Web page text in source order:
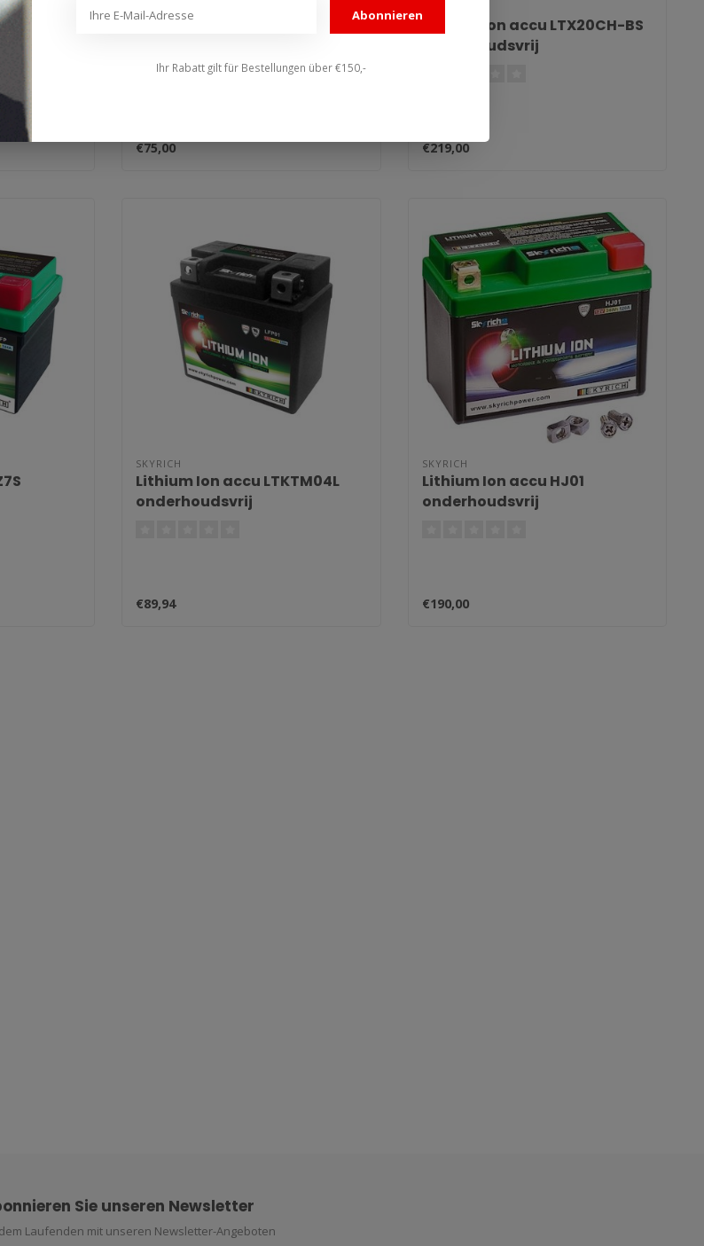
BS
SKYRICH
acculader 12V/2Ah HBC-
€75,00
Lithium Ion accu LTX20CH-BS
onderhoudsvrij
€219,00
SKYRICH
Lithium Ion accu LTKTM04L
onderhoudsvrij
€89,94
SKYRICH
Lithium Ion accu HJ01
onderhoudsvrij
€190,00
Sie unseren Newsletter
Laufenden mit unseren Newsletter-Angeboten
Abonnieren
Ihr Rabatt gilt für Bestellungen über €150,-